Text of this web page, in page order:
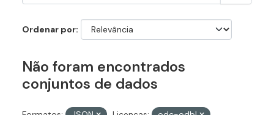
Ordenar por
Não foram encontrados
conjuntos de dados